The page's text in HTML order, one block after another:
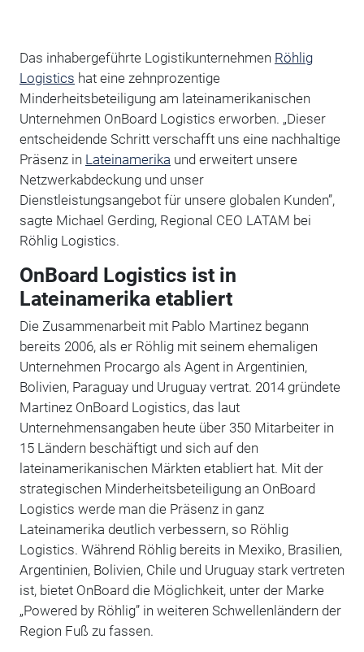
Das inhabergeführte Logistikunternehmen Röhlig
Logistics hat eine zehnprozentige
Minderheitsbeteiligung am lateinamerikanischen
Unternehmen OnBoard Logistics erworben. „Dieser
entscheidende Schritt verschafft uns eine nachhaltige
Präsenz in Lateinamerika und erweitert unsere
Netzwerkabdeckung und unser
Dienstleistungsangebot für unsere globalen Kunden”,
sagte Michael Gerding, Regional CEO LATAM bei
Röhlig Logistics.
OnBoard Logistics ist in
Lateinamerika etabliert
Die Zusammenarbeit mit Pablo Martinez begann
bereits 2006, als er Röhlig mit seinem ehemaligen
Unternehmen Procargo als Agent in Argentinien,
Bolivien, Paraguay und Uruguay vertrat. 2014 gründete
Martinez OnBoard Logistics, das laut
Unternehmensangaben heute über 350 Mitarbeiter in
15 Ländern beschäftigt und sich auf den
lateinamerikanischen Märkten etabliert hat. Mit der
strategischen Minderheitsbeteiligung an OnBoard
Logistics werde man die Präsenz in ganz
Lateinamerika deutlich verbessern, so Röhlig
Logistics. Während Röhlig bereits in Mexiko, Brasilien,
Argentinien, Bolivien, Chile und Uruguay stark vertreten
ist, bietet OnBoard die Möglichkeit, unter der Marke
„Powered by Röhlig” in weiteren Schwellenländern der
Region Fuß zu fassen.